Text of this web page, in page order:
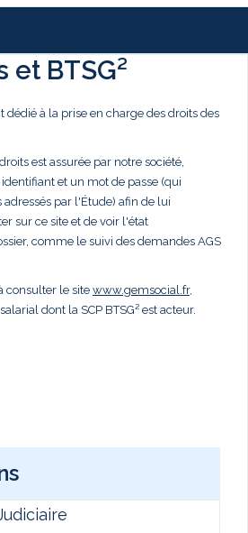
et BTSG²
dédié à la prise en charge des droits des
est assurée par notre société,
et un mot de passe (qui
par l'Étude) afin de lui
sur ce site et de voir l'état
comme le suivi des demandes AGS
consulter le site www.gemsocial.fr,
dont la SCP BTSG² est acteur.